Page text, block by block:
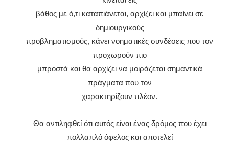
βάθος με ό,τι καταπιάνεται, αρχίζει και μπαίνει σε
δημιουργικούς
προβληματισμούς, κάνει νοηματικές συνδέσεις που τον
προχωρούν πιο
μπροστά και θα αρχίζει να μοιράζεται σημαντικά
πράγματα που τον
χαρακτηρίζουν πλέον.
Θα αντιληφθεί ότι αυτός είναι ένας δρόμος που έχει
πολλαπλό όφελος και αποτελεί